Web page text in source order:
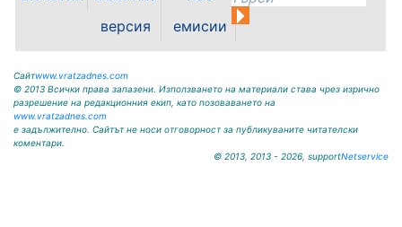
чл. 14, ал. 7 от ЗОС; чл. 92, ал. 1...
версия
емисии
Сайтwww.vratzadnes.com
© 2013 Всички права запазени. Използването на материали става чрез изрично
разрешение на редакционния екип, като позоваването на
www.vratzadnes.com
е задължително. Сайтът не носи отговорност за публикуваните читателски
коментари.
© 2013, 2013 - 2026, supportNetservice